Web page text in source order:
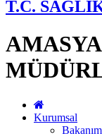
T.C.
Kurumsal